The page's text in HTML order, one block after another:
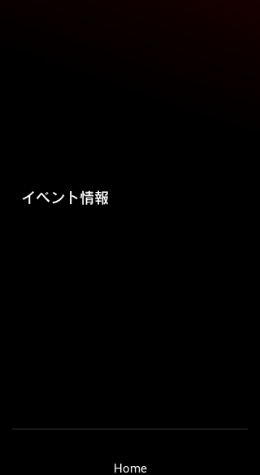
​イベント情報
​Home